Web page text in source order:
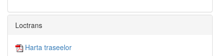
Loctrans
Harta traseelor